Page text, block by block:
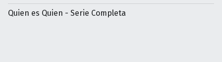
Quien es Quien - Serie Completa